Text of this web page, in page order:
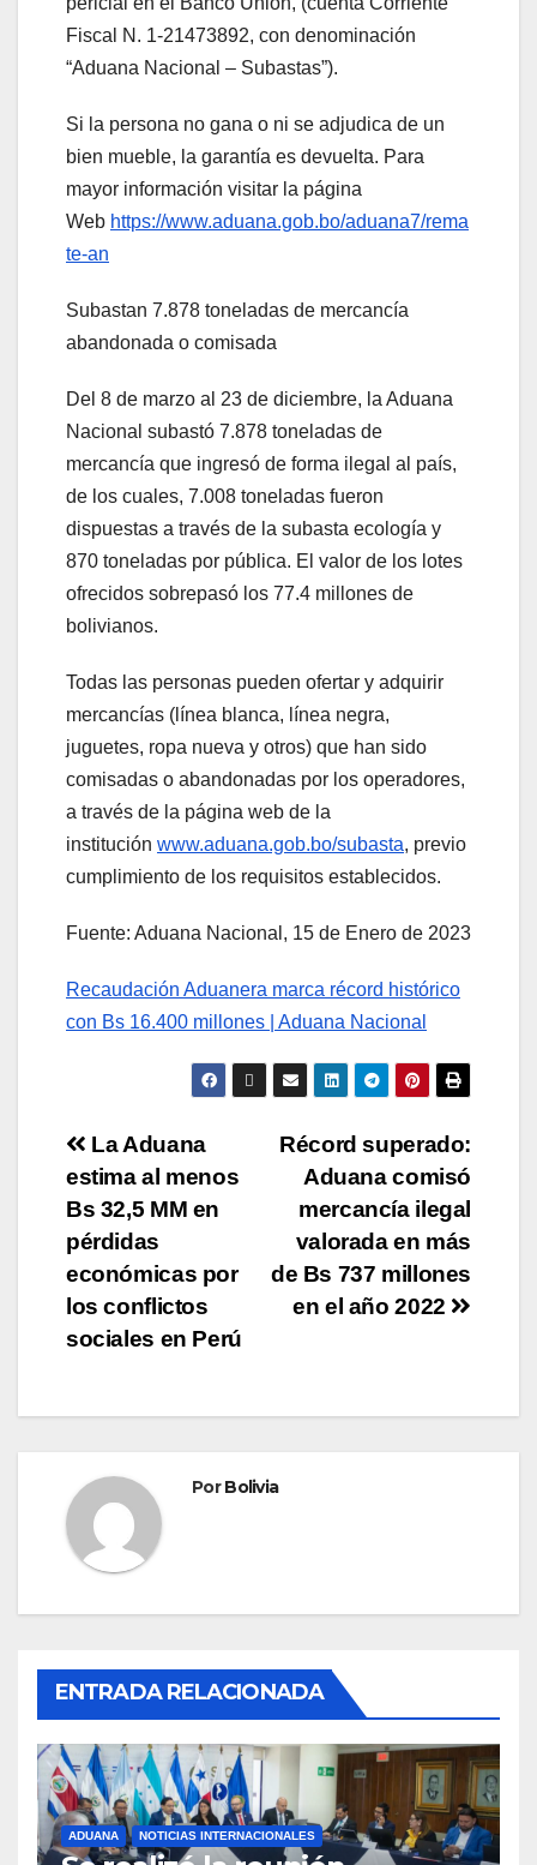
Fiscal N. 1-21473892, con denominación
“Aduana Nacional – Subastas”).
Si la persona no gana o ni se adjudica de un
bien mueble, la garantía es devuelta. Para
mayor información visitar la página
Web https://www.aduana.gob.bo/aduana7/rema
te-an
Subastan 7.878 toneladas de mercancía
abandonada o comisada
Del 8 de marzo al 23 de diciembre, la Aduana
Nacional subastó 7.878 toneladas de
mercancía que ingresó de forma ilegal al país,
de los cuales, 7.008 toneladas fueron
dispuestas a través de la subasta ecología y
870 toneladas por pública. El valor de los lotes
ofrecidos sobrepasó los 77.4 millones de
bolivianos.
Todas las personas pueden ofertar y adquirir
mercancías (línea blanca, línea negra,
juguetes, ropa nueva y otros) que han sido
comisadas o abandonadas por los operadores,
a través de la página web de la
institución www.aduana.gob.bo/subasta, previo
cumplimiento de los requisitos establecidos.
Fuente: Aduana Nacional, 15 de Enero de 2023
Recaudación Aduanera marca récord histórico
con Bs 16.400 millones | Aduana Nacional
Récord superado:
Aduana comisó
mercancía ilegal
valorada en más
de Bs 737 millones
en el año 2022
La Aduana
estima al menos
Bs 32,5 MM en
pérdidas
económicas por
los conflictos
sociales en Perú
PorBolivia
ENTRADA RELACIONADA
ADUANA NOTICIAS INTERNACIONALES